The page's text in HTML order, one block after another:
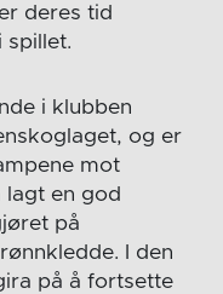
deres tid
spillet.
i klubben
og er
mot
lagt en god
på
I den
på å fortsette